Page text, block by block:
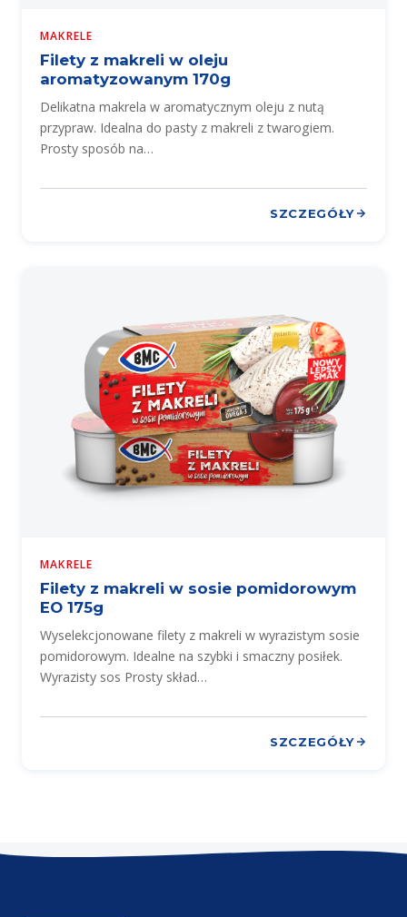
MAKRELE
Filety z makreli w oleju
aromatyzowanym 170g
Delikatna makrela w aromatycznym oleju z nutą
przypraw. Idealna do pasty z makreli z twarogiem.
Prosty sposób na…
SZCZEGÓŁY
MAKRELE
Filety z makreli w sosie pomidorowym
EO 175g
Wyselekcjonowane filety z makreli w wyrazistym sosie
pomidorowym. Idealne na szybki i smaczny posiłek.
Wyrazisty sos Prosty skład…
SZCZEGÓŁY